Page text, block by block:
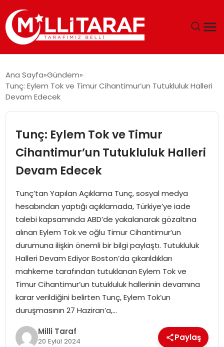
ÖZEL SAYFALAR
EKONOMI
SPOR
SIYASET
MAGAZIN
Ana Sayfa Gündem
Tunç: Eylem Tok ve Timur Cihantimur’un Tutukluluk Halleri
Devam Edecek
Tunç: Eylem Tok ve Timur
Cihantimur’un Tutukluluk Halleri
Devam Edecek
Tunç’tan Yapılan Açıklama Tunç, sosyal medya
hesabından yaptığı açıklamada, Türkiye’ye iade
talebi kapsamında ABD’de yakalanarak gözaltına
alınan Eylem Tok ve oğlu Timur Cihantimur’un
durumuna ilişkin önemli bir bilgi paylaştı. Tutukluluk
Halleri Devam Ediyor Boston’da çıkarıldıkları
mahkeme tarafından tutuklanan Eylem Tok ve
Timur Cihantimur’un tutukluluk hallerinin devamına
karar verildiğini belirten Tunç, Eylem Tok’un
duruşmasının 27 Haziran’a,…
Milli Taraf
20 Eylül 2024 Paylaş